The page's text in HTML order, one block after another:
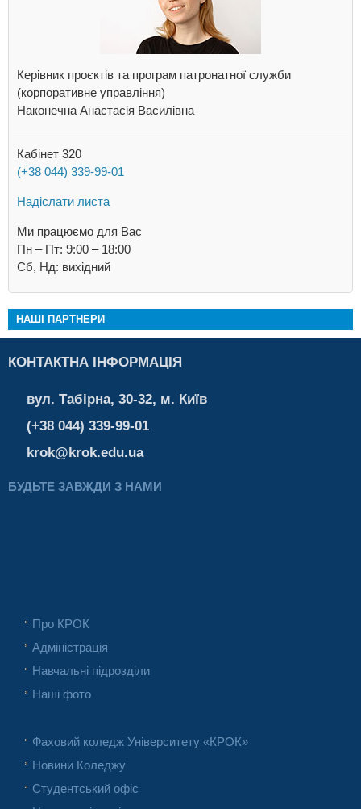
Керівник проєктів та програм патронатної служби
(корпоративне управління)
Наконечна Анастасія Василівна
Кабінет 320
(+38 044) 339-99-01
Надіслати листа
Ми працюємо для Вас
Пн – Пт: 9:00 – 18:00
Cб, Нд: вихідний
НАШІ ПАРТНЕРИ
КОНТАКТНА ІНФОРМАЦІЯ
вул. Табірна, 30-32, м. Київ
(+38 044) 339-99-01
krok@krok.edu.ua
БУДЬТЕ ЗАВЖДИ З НАМИ
Про КРОК
Адміністрація
Навчальні підрозділи
Наші фото
Фаховий коледж Університету «КРОК»
Новини Коледжу
Студентський офіс